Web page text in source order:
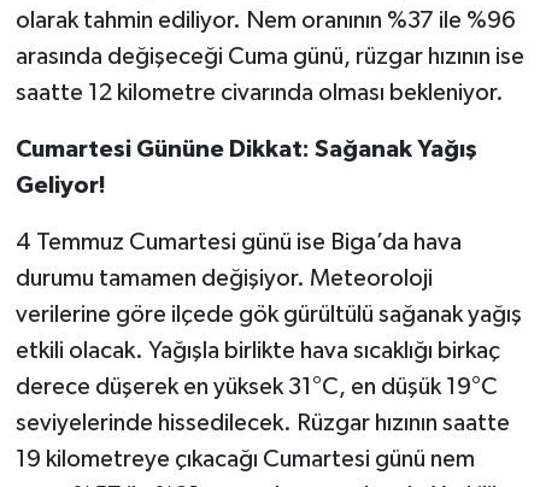
olarak tahmin ediliyor. Nem oranının %37 ile %96
arasında değişeceği Cuma günü, rüzgar hızının ise
saatte 12 kilometre civarında olması bekleniyor.
Cumartesi Gününe Dikkat: Sağanak Yağış
Geliyor!
4 Temmuz Cumartesi günü ise Biga’da hava
durumu tamamen değişiyor. Meteoroloji
verilerine göre ilçede gök gürültülü sağanak yağış
etkili olacak. Yağışla birlikte hava sıcaklığı birkaç
derece düşerek en yüksek 31°C, en düşük 19°C
seviyelerinde hissedilecek. Rüzgar hızının saatte
19 kilometreye çıkacağı Cumartesi günü nem